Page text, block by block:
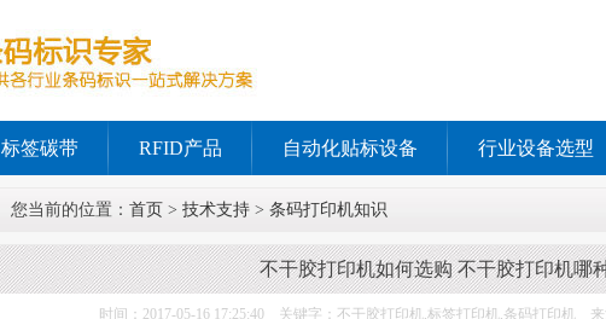
标签碳带 RFID产品 自动化贴标设备 行业设备选型
您当前的位置： 首页 > 技术支持 > 条码打印机知识
不干胶打印机如何选购 不干胶打印机哪
时间：2017-05-16 17:25:40 关键字：不干胶打印机,标签打印机,条码打印机